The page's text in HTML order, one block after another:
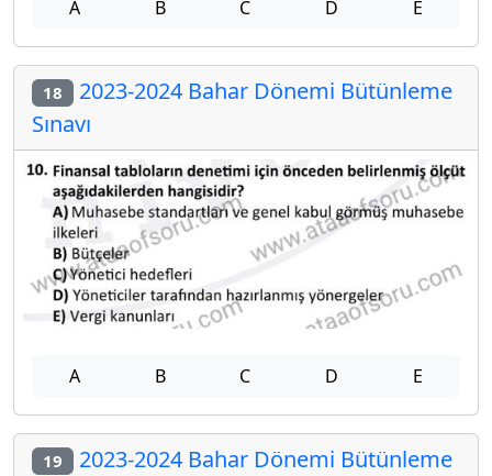
A B C D E
18 2023-2024 Bahar Dönemi Bütünleme
Sınavı
A B C D E
19 2023-2024 Bahar Dönemi Bütünleme